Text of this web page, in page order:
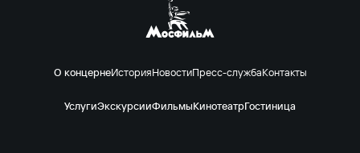
О концернеИсторияНовостиПресс-службаКонтакты
УслугиЭкскурсииФильмыКинотеатрГостиница